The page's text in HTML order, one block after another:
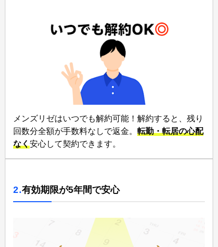
メンズリゼは⁠いつでも解約可能！⁠解約すると、残り
回数分全額が手数料なしで返金。 ⁠転勤・転居の心配
なく⁠安心して契約できます。
2.有効期限が5年間で安心